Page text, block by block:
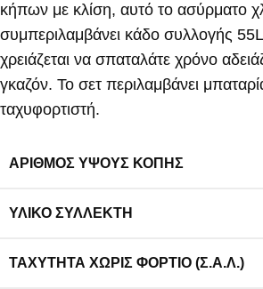
κήπων με κλίση, αυτό το ασύρματο
συμπεριλαμβάνει κάδο συλλογής
χρειάζεται να σπαταλάτε χρόνο
γκαζόν. Το σετ περιλαμβάνει
ταχυφορτιστή.
ΑΡΙΘΜΌΣ ΎΨΟΥΣ ΚΟΠΉΣ
ΥΛΙΚΌ ΣΥΛΛΈΚΤΗ
ΤΑΧΎΤΗΤΑ ΧΩΡΊΣ ΦΟΡΤΊΟ (Σ.Α.Λ.)